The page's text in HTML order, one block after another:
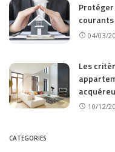
courants
04/03/
Les
10/12/
CATEGORIES